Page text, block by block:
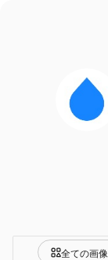
全ての画像